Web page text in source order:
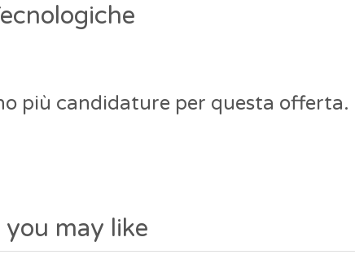
più candidature per questa offerta.
may like